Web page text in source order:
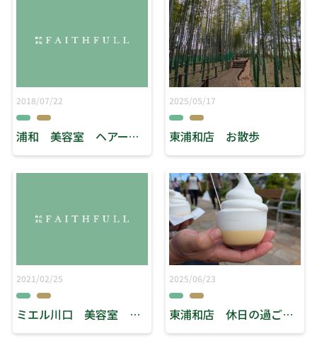
2018/07/22
浦和 美容室 ヘアースタジオリーブス（夏を快適に！）
2025/05/17
東浦和店 お散歩
2021/02/25
ミエル川口 美容室 リーブス 「お世話になりました」
2025/06/23
東浦和店 休日の過ごし方